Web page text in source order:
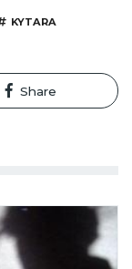
KYTARA
Share